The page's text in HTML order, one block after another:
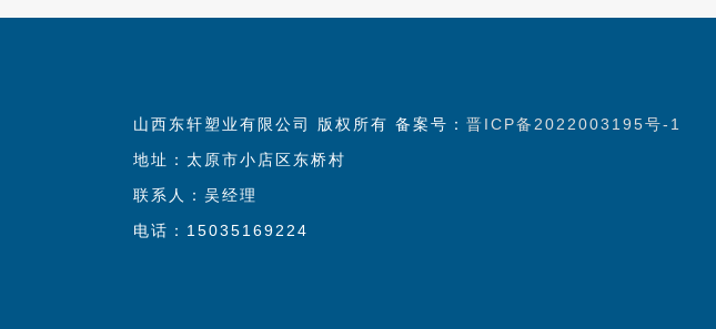
山西东轩塑业有限公司 版权所有 备案号： 晋ICP备2022003195号-1
地址：太原市小店区东桥村
联系人：吴经理
电话：15035169224